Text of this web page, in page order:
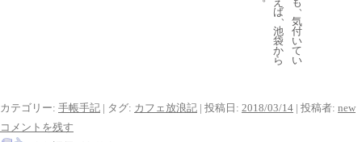
、
気
付
い
て
い
ば、
池
袋
か
ら
カテゴリー: 手帳手記 | タグ: カフェ放浪記 | 投稿日: 2018/03/14 | 投稿者: new
コメントを残す